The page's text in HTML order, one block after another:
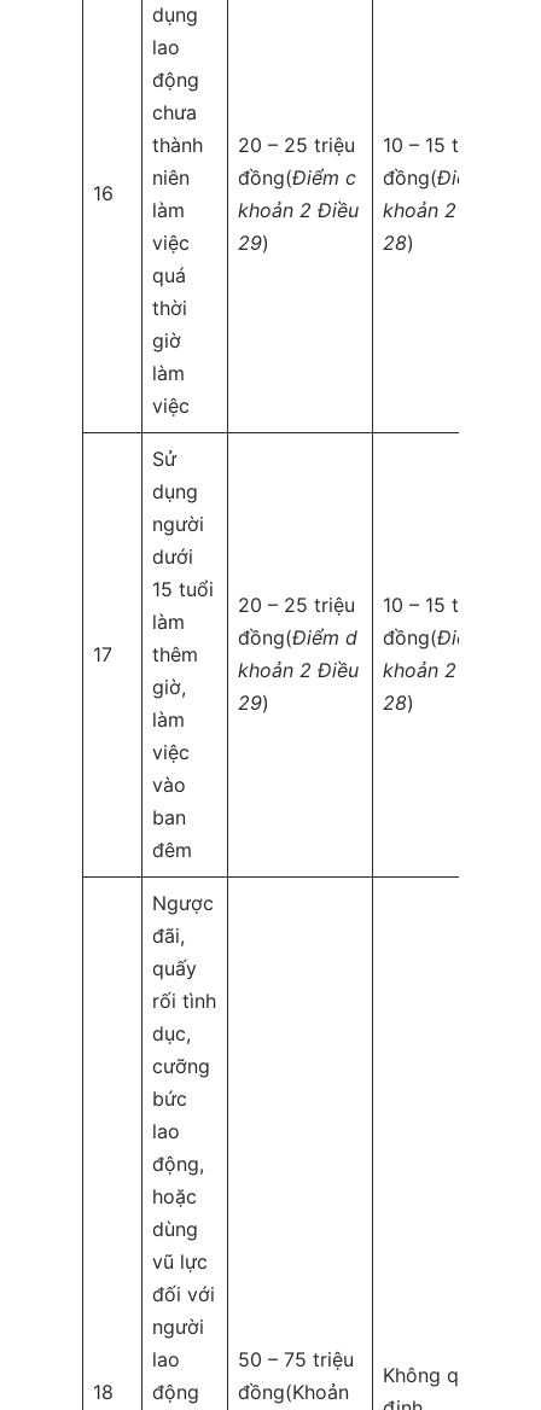
16
dụng
lao
động
chưa
thành
niên
làm
việc
quá
thời
giờ
làm
việc
20 – 25 triệu
đồng(Điểm c
khoản 2 Điều
29)
10 – 15 triệu
đồng(Điểm b
khoản 2 Điều
28)
17
Sử
dụng
người
dưới
15 tuổi
làm
thêm
giờ,
làm
việc
vào
ban
đêm
20 – 25 triệu
đồng(Điểm d
khoản 2 Điều
29)
10 – 15 triệu
đồng(Điểm c
khoản 2 Điều
28)
18
Ngược
đãi,
quấy
rối tình
dục,
cưỡng
bức
lao
động,
hoặc
dùng
vũ lực
đối với
người
lao
động
50 – 75 triệu
đồng(Khoản
Không quy